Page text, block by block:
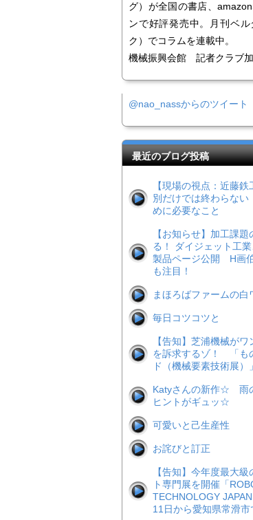
グ）が全国の書店、
ンで好評発売中。月刊ベ
ク）でコラムを連載中。
機械振興会館 記者クラブ
@nao_nassからのツイート
最近のブログ投稿
【現場の視点：近藤
別だけでは終わらな
めに必要なこと
【お知らせ】加工課題
る！ ダイジェット工
製品ページ公開 H画
も注目！
まほろばファームの白
毎日コツコツと
【告知】芝浦機械が
を訴求するゾ！ 「も
ド（機械要素技術展）」
Katyさんの新作☆ 雨
ヒントがギュッ☆
可愛いと己生産性
お詫びと訂正
【告知】今年度最大
ト専門展を開催「
TECHNOLOGY
11日から愛知県常滑市